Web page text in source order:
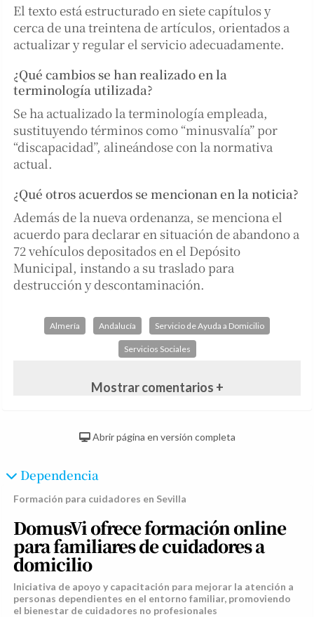
El texto está estructurado en siete capítulos y
cerca de una treintena de artículos, orientados a
actualizar y regular el servicio adecuadamente.
¿Qué cambios se han realizado en la
terminología utilizada?
Se ha actualizado la terminología empleada,
sustituyendo términos como “minusvalía” por
“discapacidad”, alineándose con la normativa
actual.
¿Qué otros acuerdos se mencionan en la noticia?
Además de la nueva ordenanza, se menciona el
acuerdo para declarar en situación de abandono a
72 vehículos depositados en el Depósito
Municipal, instando a su traslado para
destrucción y descontaminación.
Almería Andalucía Servicio de Ayuda a Domicilio
Servicios Sociales
Mostrar comentarios +
Abrir página en versión completa
Dependencia
Formación para cuidadores en Sevilla
DomusVi ofrece formación online
para familiares de cuidadores a
domicilio
Iniciativa de apoyo y capacitación para mejorar la atención a
personas dependientes en el entorno familiar, promoviendo
el bienestar de cuidadores no profesionales